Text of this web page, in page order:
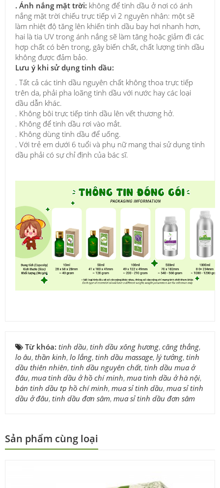
. Ánh nắng mặt trời: không để tinh dầu ở nơi có ánh
nắng mặt trời chiếu trực tiếp vì 2 nguyên nhân: một sẽ
làm nhiệt độ tăng lên khiến tinh dầu bay hơi nhanh hơn,
hai là tia UV trong ánh nắng sẽ làm tăng hoặc giảm đi các
hợp chất có bên trong, gây biến chất, chất lượng tinh dầu
không được đảm bảo.
Lưu ý khi sử dụng tinh dầu:
. Tất cả các tinh dầu nguyên chất không thoa trực tiếp
trên da, phải pha loãng tinh dầu với nước hay các loại
dầu dẫn khác.
. Không bôi trực tiếp tinh dầu lên vết thương hở.
. Không để tinh dầu rơi vào mắt.
. Không dùng tinh dầu để uống.
. Với trẻ em dưới 6 tuổi và phụ nữ mang thai sử dụng tinh
dầu phải có sự chỉ định của bác sĩ.
Từ khóa: tinh dầu, tinh dầu xông hương, căng thẳng,
lo âu, thần kinh, lo lắng, tinh dầu massage, lý tưởng, tinh
dầu thiên nhiên, tinh dầu nguyên chất, tinh dầu mua ở
đâu, mua tinh dầu ở hồ chí minh, mua tinh dầu ở hà nội,
bán tinh dầu tp hồ chí minh, mua sỉ tinh dầu, mua sỉ tinh
dầu ở đâu, tinh dầu đơn sâm, mua sỉ tinh dầu đơn sâm
Sản phẩm cùng loại